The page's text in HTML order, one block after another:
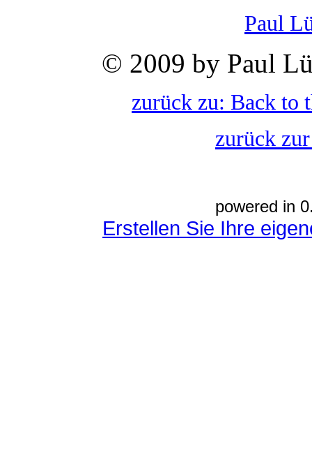
Paul
© 2009 by Paul
zurück zu: Back to
zurück
powered in
Erstellen Sie Ihre